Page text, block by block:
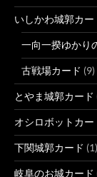
いしかわ城郭カー
一向一揆ゆかり
古戦場カード (9)
とやま城郭カード
オシロボットカー
下関城郭カード (1)
岐阜のお城カード